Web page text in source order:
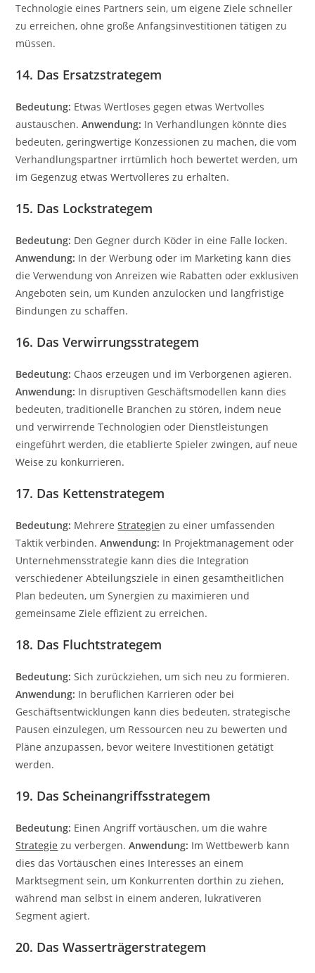
Technologie eines Partners sein, um eigene Ziele schneller
zu erreichen, ohne große Anfangsinvestitionen tätigen zu
müssen.
14. Das Ersatzstrategem
Bedeutung: Etwas Wertloses gegen etwas Wertvolles
austauschen.Anwendung: In Verhandlungen könnte dies
bedeuten, geringwertige Konzessionen zu machen, die vom
Verhandlungspartner irrtümlich hoch bewertet werden, um
im Gegenzug etwas Wertvolleres zu erhalten.
15. Das Lockstrategem
Bedeutung: Den Gegner durch Köder in eine Falle locken.
Anwendung: In der Werbung oder im Marketing kann dies
die Verwendung von Anreizen wie Rabatten oder exklusiven
Angeboten sein, um Kunden anzulocken und langfristige
Bindungen zu schaffen.
16. Das Verwirrungsstrategem
Bedeutung: Chaos erzeugen und im Verborgenen agieren.
Anwendung: In disruptiven Geschäftsmodellen kann dies
bedeuten, traditionelle Branchen zu stören, indem neue
und verwirrende Technologien oder Dienstleistungen
eingeführt werden, die etablierte Spieler zwingen, auf neue
Weise zu konkurrieren.
17. Das Kettenstrategem
Bedeutung: MehrereStrategien zu einer umfassenden
Taktik verbinden.Anwendung: In Projektmanagement oder
Unternehmensstrategie kann dies die Integration
verschiedener Abteilungsziele in einen gesamtheitlichen
Plan bedeuten, um Synergien zu maximieren und
gemeinsame Ziele effizient zu erreichen.
18. Das Fluchtstrategem
Bedeutung: Sich zurückziehen, um sich neu zu formieren.
Anwendung: In beruflichen Karrieren oder bei
Geschäftsentwicklungen kann dies bedeuten, strategische
Pausen einzulegen, um Ressourcen neu zu bewerten und
Pläne anzupassen, bevor weitere Investitionen getätigt
werden.
19. Das Scheinangriffsstrategem
Bedeutung: Einen Angriff vortäuschen, um die wahre
Strategie zu verbergen.Anwendung: Im Wettbewerb kann
dies das Vortäuschen eines Interesses an einem
Marktsegment sein, um Konkurrenten dorthin zu ziehen,
während man selbst in einem anderen, lukrativeren
Segment agiert.
20. Das Wasserträgerstrategem